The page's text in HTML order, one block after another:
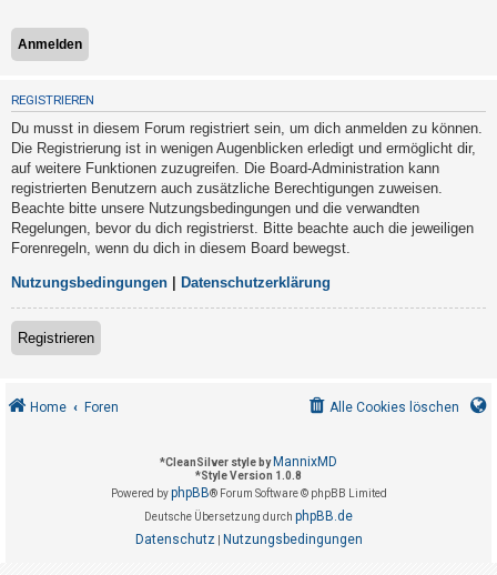
i
s
t
r
i
e
r
e
n
U
n
e
REGISTRIEREN
Du musst in diesem Forum registriert sein, um dich anmelden zu können.
Die Registrierung ist in wenigen Augenblicken erledigt und ermöglicht dir,
auf weitere Funktionen zuzugreifen. Die Board-Administration kann
registrierten Benutzern auch zusätzliche Berechtigungen zuweisen.
Beachte bitte unsere Nutzungsbedingungen und die verwandten
Regelungen, bevor du dich registrierst. Bitte beachte auch die jeweiligen
Forenregeln, wenn du dich in diesem Board bewegst.
Nutzungsbedingungen Datenschutzerklärung
Registrieren
Home Foren Alle Cookies löschen
*CleanSilver style by MannixMD
*Style Version 1.0.8
Powered byphpBB® Forum Software © phpBB Limited
Deutsche Übersetzung durch phpBB.de
Datenschutz| Nutzungsbedingungen